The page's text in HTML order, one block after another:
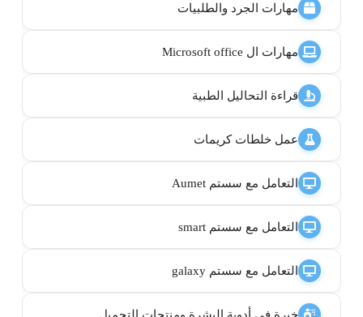
مهارات الجرد والطلبيات
مهارات ال Microsoft office
قراءة التحاليل الطبية
عمل خلطات كريمات
التعامل مع سستم Aumet
التعامل مع سستم smart
التعامل مع سستم galaxy
خبرة في أدوية البشرة ومنتجات التجميل